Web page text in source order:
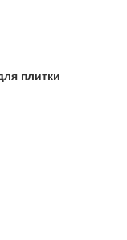
плитки